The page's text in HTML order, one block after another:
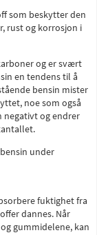
som beskytter den
rust og korrosjon i
og er svært
en tendens til å
bensin mister
noe som også
negativt og endrer
under
fuktighet fra
dannes. Når
gummidelene, kan